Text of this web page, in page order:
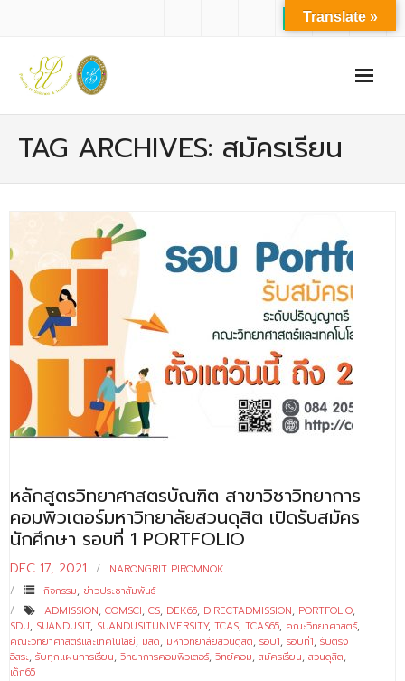
- ปรัชญา วิสัยทัศน์ พันธกิจ ของคณะ
- ประวัติความเป็นมาของคณะ
- บุคลากร
- - สำนักงานคณะวิทยาศาสตร์และเทคโนโลยี
- - บุคลากรวิชาการ
- - บุคลากรสนับสนุน
- วิทยาศาสตรบัณฑิต
- - วิทยาการคอมพิวเตอร์
- - วิทยาศาสตร์เครื่องสำอาง
- - อาชีวอนามัยและความปลอดภัย
- - อนามัยสิ่งแวดล้อมและสาธารณภัย
TAG ARCHIVES: สมัครเรียน
หลักสูตรวิทยาศาสตรบัณฑิต สาขาวิชาวิทยาการ
คอมพิวเตอร์มหาวิทยาลัยสวนดุสิต เปิดรับสมัคร
นักศึกษา รอบที่ 1 PORTFOLIO
DEC 17, 2021
NARONGRIT PIROMNOK
กิจกรรม, ข่าวประชาสัมพันธ์
ADMISSION, COMSCI, CS, DEK65, DIRECTADMISSION, PORTFOLIO,
SDU, SUANDUSIT, SUANDUSITUNIVERSITY, TCAS, TCAS65, คณะวิทยาศาสตร์,
คณะวิทยาศาสตร์และเทคโนโลยี, มสด, มหาวิทยาลัยสวนดุสิต, รอบ1, รอบที่1, รับตรง
อิสระ, รับทุกแผนการเรียน, วิทยาการคอมพิวเตอร์, วิทย์คอม, สมัครเรียน, สวนดุสิต,
เด็ก65
Translate »